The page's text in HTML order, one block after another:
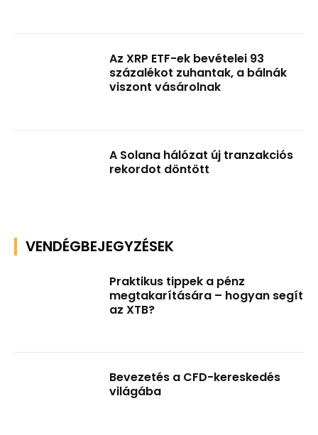
Az XRP ETF-ek bevételei 93
százalékot zuhantak, a bálnák
viszont vásárolnak
A Solana hálózat új tranzakciós
rekordot döntött
VENDÉGBEJEGYZÉSEK
Praktikus tippek a pénz
megtakarítására – hogyan segít
az XTB?
Bevezetés a CFD-kereskedés
világába